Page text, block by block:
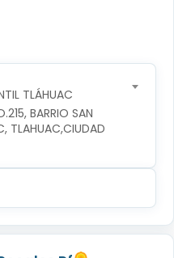
TLÁHUAC
BARRIO SAN
TLAHUAC,CIUDAD